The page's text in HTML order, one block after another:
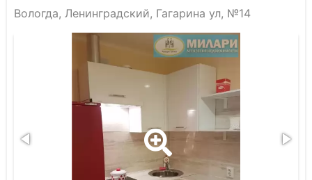
Вологда, Ленинградский, Гагарина ул, №14